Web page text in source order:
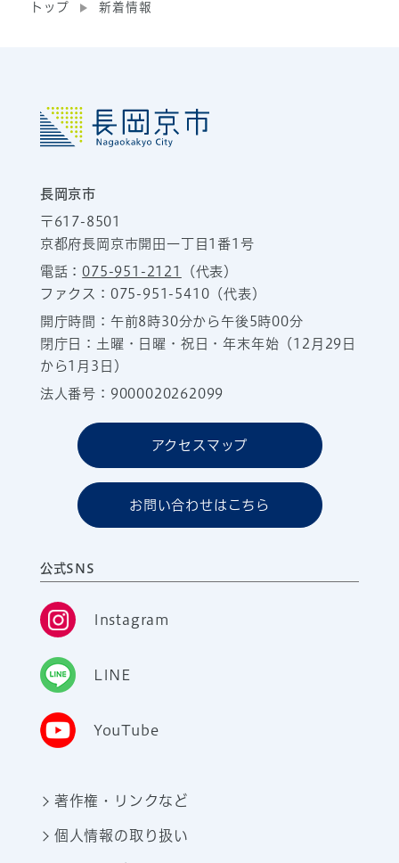
トップ 新着情報
長岡京市
〒617-8501
京都府長岡京市開田一丁目1番1号
電話：075-951-2121
（代表）
ファクス：075-951-5410（代表）
開庁時間：午前8時30分から午後5時00分
閉庁日：土曜・日曜・祝日・年末年始（12月29日
から1月3日）
法人番号：9000020262099
アクセスマップ
お問い合わせはこちら
公式SNS
Instagram
LINE
YouTube
著作権・リンクなど
個人情報の取り扱い